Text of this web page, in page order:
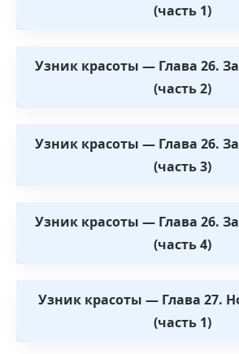
(часть 1)
Узник красоты — Глава 26.
(часть 2)
Узник красоты — Глава 26.
(часть 3)
Узник красоты — Глава 26.
(часть 4)
Узник красоты — Глава 27.
(часть 1)